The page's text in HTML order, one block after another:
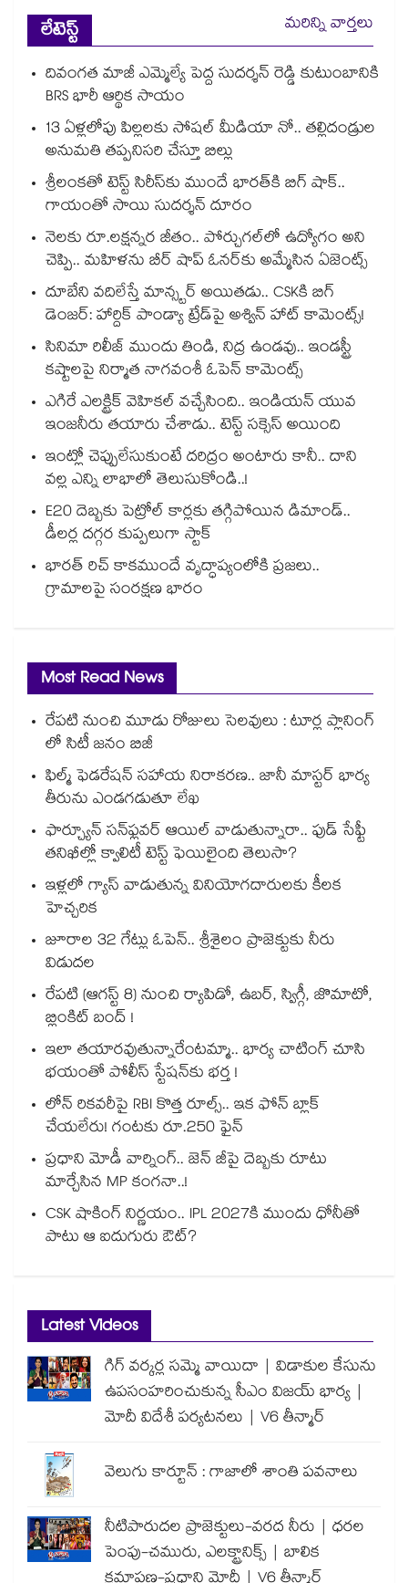
లేటెస్ట్
మరిన్ని వార్తలు
దివంగత మాజీ ఎమ్మెల్యే పెద్ద సుదర్శన్ రెడ్డి కుటుంబానికి
BRS భారీ ఆర్థిక సాయం
13 ఏళ్లలోపు పిల్లలకు సోషల్ మీడియా నో.. తల్లిదండ్రుల
అనుమతి తప్పనిసరి చేస్తూ బిల్లు
శ్రీలంకతో టెస్ట్ సిరీస్‌కు ముందే భారత్⁬కి బిగ్ షాక్..
గాయంతో సాయి సుదర్శన్ దూరం
నెలకు రూ.లక్షన్నర జీతం.. పోర్చుగల్⁭లో ఉద్యోగం అని
చెప్పి.. మహిళను బీర్ షాప్ ఓనర్⁭కు అమ్మేసిన ఏజెంట్స్
దూబేని వదిలేస్తే మాన్స్టర్ అయితడు.. CSKకి బిగ్
డెంజర్: హార్దిక్ పాండ్యా ట్రేడ్‌పై అశ్విన్ హాట్ కామెంట్స్!
సినిమా రిలీజ్ ముందు తిండి, నిద్ర ఉండవు.. ఇండస్ట్రీ
కష్టాలపై నిర్మాత నాగవంశీ ఓపెన్ కామెంట్స్
ఎగిరే ఎలక్ట్రిక్ వెహికల్ వచ్చేసింది.. ఇండియన్ యువ
ఇంజనీరు తయారు చేశాడు.. టెస్ట్ సక్సెస్ అయింది
ఇంట్లో చెప్పులేసుకుంటే దరిద్రం అంటారు కానీ.. దాని
వల్ల ఎన్ని లాభాలో తెలుసుకోండి..!
E20 దెబ్బకు పెట్రోల్ కార్లకు తగ్గిపోయిన డిమాండ్..
డీలర్ల దగ్గర కుప్పలుగా స్టాక్
భారత్ రిచ్ కాకముందే వృద్ధాప్యంలోకి ప్రజలు..
గ్రామాలపై సంరక్షణ భారం
Most Read News
రేపటి నుంచి మూడు రోజులు సెలవులు : టూర్ల ప్లానింగ్
లో సిటీ జనం బిజీ
ఫిల్మ్ ఫెడరేషన్ సహాయ నిరాకరణ.. జానీ మాస్టర్ భార్య
తీరును ఎండగడుతూ లేఖ
ఫార్చ్యూన్ సన్‌ఫ్లవర్ ఆయిల్ వాడుతున్నారా.. ఫుడ్ సేఫ్టీ
తనిఖీల్లో క్వాలిటీ టెస్ట్ ఫెయిలైంది తెలుసా?
ఇళ్లలో గ్యాస్ వాడుతున్న వినియోగదారులకు కీలక
హెచ్చరిక
జూరాల 32 గేట్లు ఓపెన్.. శ్రీశైలం ప్రాజెక్టుకు నీరు
విడుదల
రేపటి (ఆగస్ట్ 8) నుంచి ర్యాపిడో, ఉబర్, స్విగ్గీ, జొమాటో,
బ్లింకిట్ బంద్ !
ఇలా తయారవుతున్నారేంటమ్మా.. భార్య చాటింగ్ చూసి
భయంతో పోలీస్ స్టేషన్⁫కు భర్త !
లోన్ రికవరీపై RBI కొత్త రూల్స్.. ఇక ఫోన్ బ్లాక్
చేయలేరు! గంటకు రూ.250 ఫైన్
ప్రధాని మోడీ వార్నింగ్.. జెన్ జీపై దెబ్బకు రూటు
మార్చేసిన MP కంగనా..!
CSK షాకింగ్ నిర్ణయం.. IPL 2027కి ముందు ధోనీతో
పాటు ఆ ఐదుగురు ఔట్?
Latest Videos
గిగ్ వర్కర్ల సమ్మె వాయిదా | విడాకుల కేసును
ఉపసంహరించుకున్న సీఎం విజయ్ భార్య |
మోదీ విదేశీ పర్యటనలు | V6 తీన్మార్
వెలుగు కార్టూన్ : గాజాలో శాంతి పవనాలు
నీటిపారుదల ప్రాజెక్టులు-వరద నీరు | ధరల
పెంపు-చమురు, ఎలక్ట్రానిక్స్ | బాలిక